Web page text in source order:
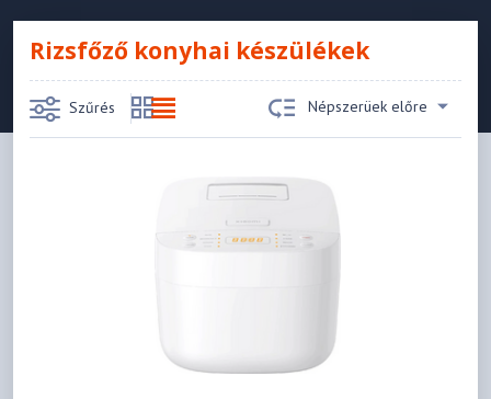
Rizsfőző konyhai készülékek
Szűrés Népszerüek előre